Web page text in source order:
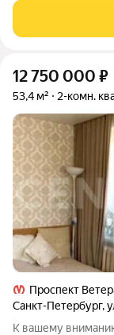
12 750 000 ₽
53,4 м² 2-комн.
Проспект
Санкт-Петербург,
К вашему